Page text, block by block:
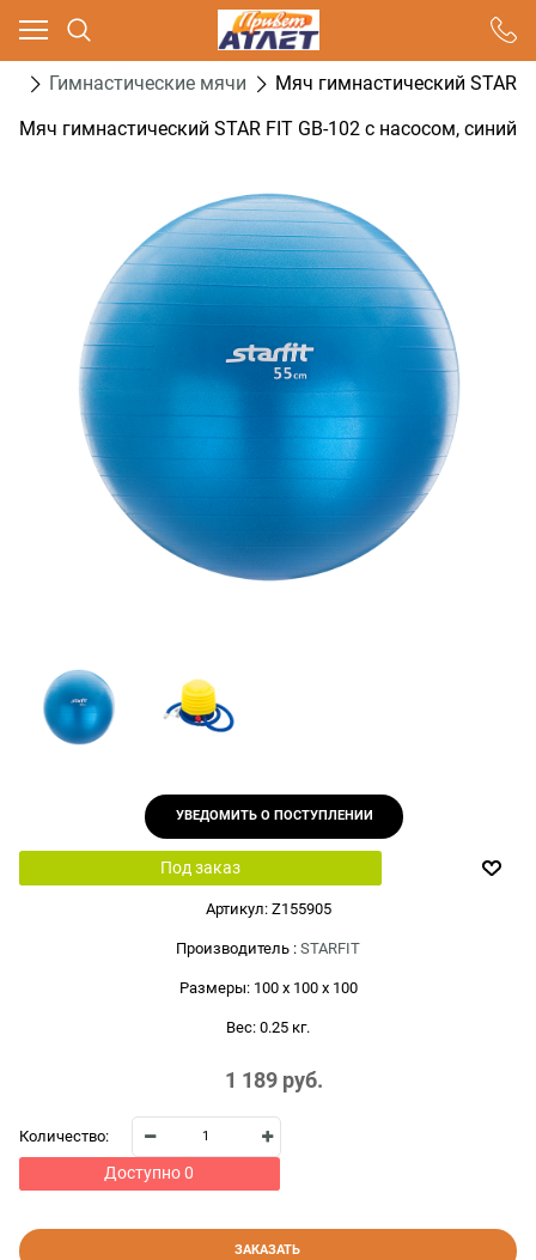
Гимнастические мячи
Мяч гимнастический STAR
Мяч гимнастический STAR FIT GB-102 с насосом, синий
УВЕДОМИТЬ О ПОСТУПЛЕНИИ
Под заказ
Артикул: Z155905
Производитель : STARFIT
Размеры: 100 x 100 x 100
Вес: 0.25 кг.
1 189 руб.
Количество:
Доступно 0
ЗАКАЗАТЬ
Ваш город - Москва,
угадали?
ДА НЕТ